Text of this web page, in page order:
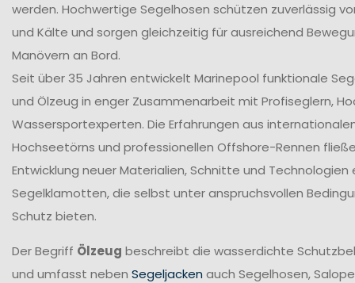
werden. Hochwertige Segelhosen schützen zuverlässig
und Kälte und sorgen gleichzeitig für ausreichend
Manövern an Bord.
Seit über 35 Jahren entwickelt Marinepool funktionale
und Ölzeug in enger Zusammenarbeit mit Profiseglern,
Wassersportexperten. Die Erfahrungen aus
Hochseetörns und professionellen Offshore-Rennen
Entwicklung neuer Materialien, Schnitte und Technologien
Segelklamotten, die selbst unter anspruchsvollen
Schutz bieten.
Der Begriff Ölzeug beschreibt die wasserdichte
und umfasst neben Segeljacken auch Segelhosen,